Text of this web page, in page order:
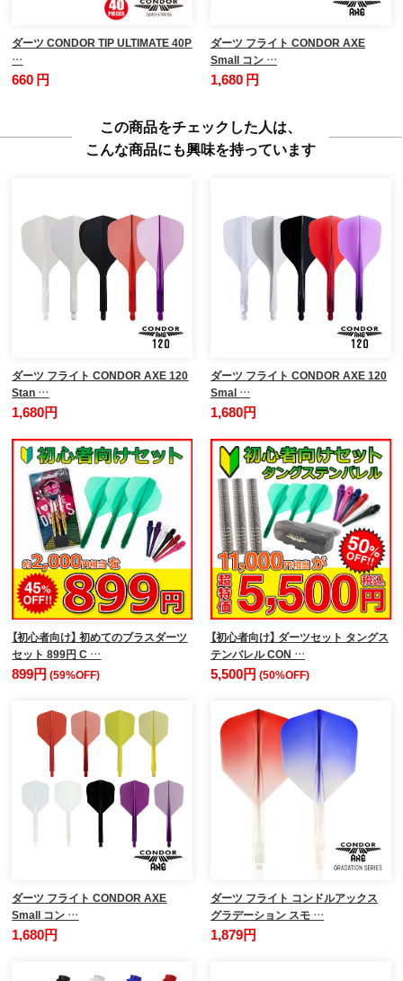
ダーツ CONDOR TIP ULTIMATE 40P
…
660 円
ダーツ フライト CONDOR AXE
Small コン …
1,680 円
この商品をチェックした人は、
こんな商品にも興味を持っています
ダーツ フライト CONDOR AXE 120
Stan …
1,680円
ダーツ フライト CONDOR AXE 120
Smal …
1,680円
【初心者向け】 初めてのブラスダーツ
セット 899円 C …
899円(59%OFF)
【初心者向け】 ダーツセット タングス
テンバレル CON …
5,500円 (50%OFF)
ダーツ フライト CONDOR AXE
Small コン …
1,680円
ダーツ フライト コンドルアックス
グラデーション スモ …
1,879円